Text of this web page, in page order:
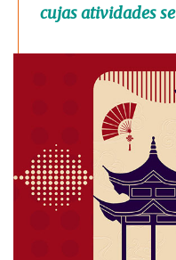
cujas atividades